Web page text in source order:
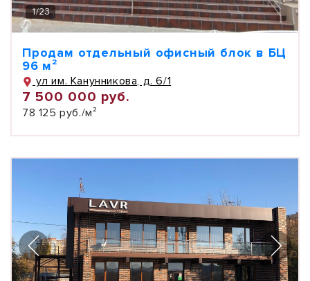
1/23
Продам отдельный офисный блок в БЦ
96 м²
ул им. Канунникова, д. 6/1
7 500 000 руб.
78 125 руб./м²